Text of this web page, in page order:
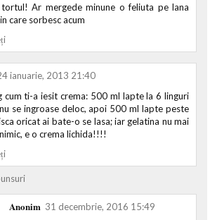
Ar mergede minune o feliuta pe lana
care sorbesc acum
ianuarie, 2013 21:40
cum ti-a iesit crema: 500 ml lapte la 6 linguri
se ingroase deloc, apoi 500 ml lapte peste
oricat ai bate-o se lasa; iar gelatina nu mai
e o crema lichida!!!!
Anonim 31 decembrie, 2016 15:49